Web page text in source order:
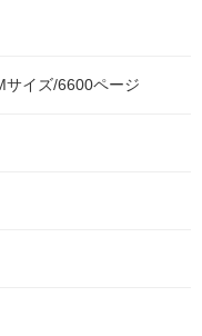
サイズ/6600ページ